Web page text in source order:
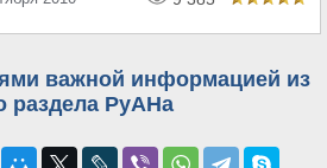
важной информацией из
раздела РуАНа